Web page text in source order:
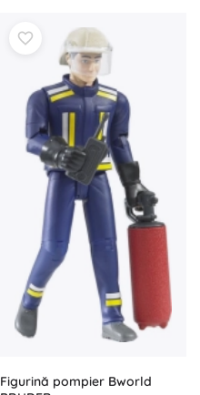
Figurină pompier Bworld